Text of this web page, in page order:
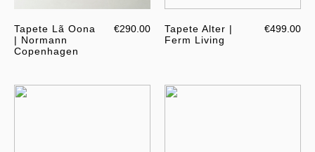
Tapete Lã Oona
| Normann
Copenhagen
€290.00
Tapete Alter |
Ferm Living
€499.00